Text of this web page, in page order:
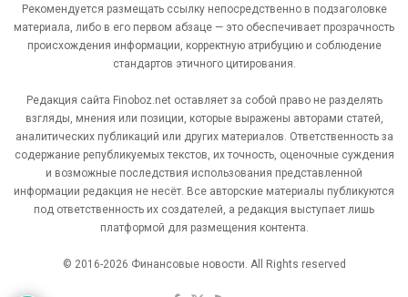
Рекомендуется размещать ссылку непосредственно в подзаголовке
материала, либо в его первом абзаце — это обеспечивает прозрачность
происхождения информации, корректную атрибуцию и соблюдение
стандартов этичного цитирования.
Редакция сайта Finoboz.net оставляет за собой право не разделять
взгляды, мнения или позиции, которые выражены авторами статей,
аналитических публикаций или других материалов. Ответственность за
содержание републикуемых текстов, их точность, оценочные суждения
и возможные последствия использования представленной
информации редакция не несёт. Все авторские материалы публикуются
под ответственность их создателей, а редакция выступает лишь
платформой для размещения контента.
© 2016-2026 Финансовые новости. All Rights reserved